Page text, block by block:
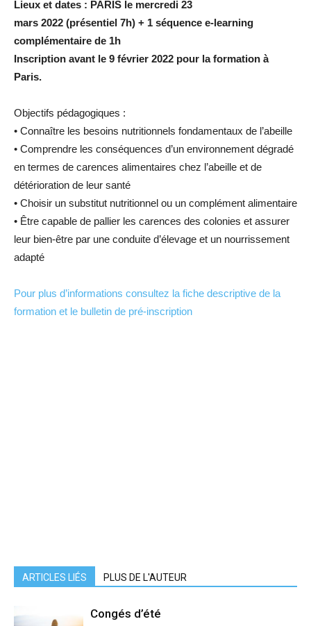
Lieux et dates : PARIS le mercredi 23
mars 2022 (présentiel 7h) + 1 séquence e-learning
complémentaire de 1h
Inscription avant le 9 février 2022 pour la formation à
Paris.
Objectifs pédagogiques :
• Connaître les besoins nutritionnels fondamentaux de l’abeille
• Comprendre les conséquences d’un environnement dégradé
en termes de carences alimentaires chez l’abeille et de
détérioration de leur santé
• Choisir un substitut nutritionnel ou un complément alimentaire
• Être capable de pallier les carences des colonies et assurer
leur bien-être par une conduite d’élevage et un nourrissement
adapté
Pour plus d’informations consultez la fiche descriptive de la
formation et le bulletin de pré-inscription
ARTICLES LIÉS PLUS DE L'AUTEUR
Congés d’été